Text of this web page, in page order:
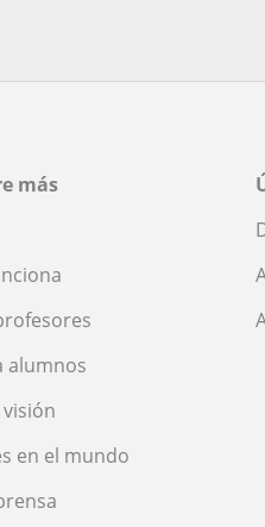
más
alumnos
en el mundo